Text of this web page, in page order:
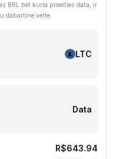
BRL bet kuria praeities data, ir
dabartine verte.
LTC
Data
R$643.94